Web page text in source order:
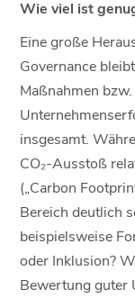
Wie viel ist
Eine große
Governance
Maßnahmen
insgesamt.
CO₂-Ausstoß
(„Carbon
Bereich deutlich
beispielsweise
oder Inklusion?
Bewertung guter